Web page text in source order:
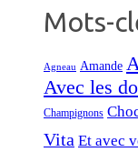
Mots-
Agneau Amande
Avec les
Champignons
Vita Et avec